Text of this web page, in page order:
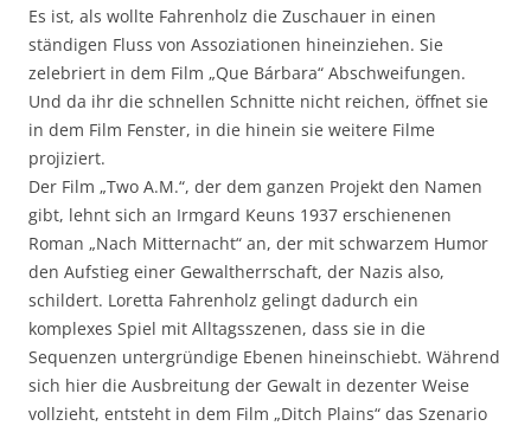
Es ist, als wollte Fahrenholz die Zuschauer in einen
ständigen Fluss von Assoziationen hineinziehen. Sie
zelebriert in dem Film „Que Bárbara“ Abschweifungen.
Und da ihr die schnellen Schnitte nicht reichen, öffnet sie
in dem Film Fenster, in die hinein sie weitere Filme
projiziert.
Der Film „Two A.M.“, der dem ganzen Projekt den Namen
gibt, lehnt sich an Irmgard Keuns 1937 erschienenen
Roman „Nach Mitternacht“ an, der mit schwarzem Humor
den Aufstieg einer Gewaltherrschaft, der Nazis also,
schildert. Loretta Fahrenholz gelingt dadurch ein
komplexes Spiel mit Alltagsszenen, dass sie in die
Sequenzen untergründige Ebenen hineinschiebt. Während
sich hier die Ausbreitung der Gewalt in dezenter Weise
vollzieht, entsteht in dem Film „Ditch Plains“ das Szenario